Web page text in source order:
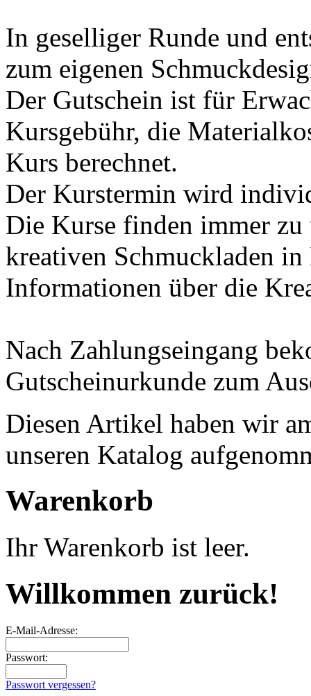
In geselliger Runde und
zum eigenen
Der Gutschein ist für
Kursgebühr, die
Kurs berechnet.
Der Kurstermin wird
Die Kurse finden immer
kreativen Schmuckladen
Informationen über die
Nach Zahlungseingang
Gutscheinurkunde zum
Diesen Artikel haben wir
unseren Katalog
Warenkorb
Ihr Warenkorb ist leer.
Willkommen zurück!
E-Mail-Adresse:
Passwort:
Passwort vergessen?